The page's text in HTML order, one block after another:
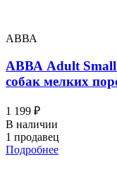
АВВА
АВВА Adult Small
собак мелких
1 199 ₽
В наличии
1 продавец
Подробнее